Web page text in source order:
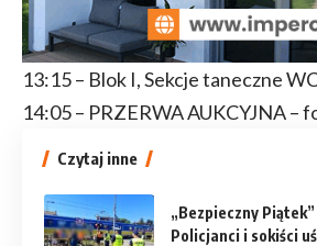
13:15 – Blok I, Sekcje taneczne
14:05 – PRZERWA AUKCYJNA –
Czytaj inne
„Bezpieczny
Policjanci i sokiści